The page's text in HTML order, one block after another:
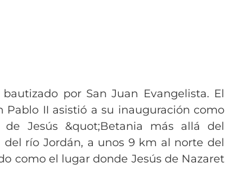
por San Juan Evangelista. El
II asistió a su inauguración como
Jesús &quot;Betania más allá del
río Jordán, a unos 9 km al norte del
como el lugar donde Jesús de Nazaret